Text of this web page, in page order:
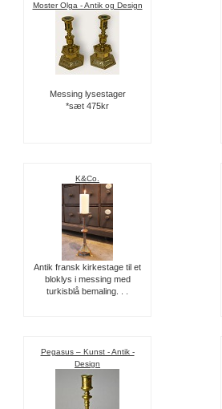
Moster Olga - Antik og Design
Messing lysestager
*sæt 475kr
K&Co.
Antik fransk kirkestage til et
bloklys i messing med
turkisblå bemaling. . .
Pegasus – Kunst - Antik -
Design